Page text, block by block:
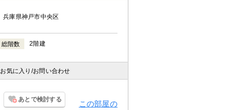
兵庫県神戸市中央区
総階数 2階建
お気に入り /お問い合わせ
あとで検討する
この部屋の